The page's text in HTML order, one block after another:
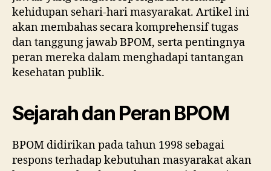
kehidupan sehari-hari masyarakat. Artikel ini
akan membahas secara komprehensif tugas
dan tanggung jawab BPOM, serta pentingnya
peran mereka dalam menghadapi tantangan
kesehatan publik.
Sejarah dan Peran BPOM
BPOM didirikan pada tahun 1998 sebagai
respons terhadap kebutuhan masyarakat akan